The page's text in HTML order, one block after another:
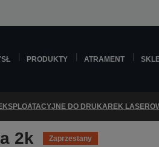
PRODUKTY ATRAMENT
DO DRUKAREK
2k Zaprzestany